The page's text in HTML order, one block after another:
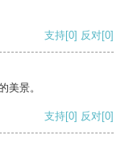
支持[0] 反对[0]
美景。
支持[0] 反对[0]